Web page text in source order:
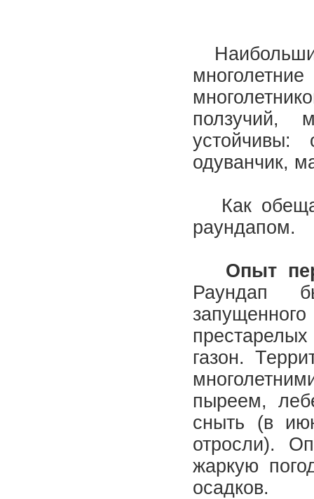
ползучий,
устойчивы:
одуванчик,
Как
раундапом.
Опыт
Раундап
газон.
пыреем,
сныть (в
отросли).
жаркую
осадков.